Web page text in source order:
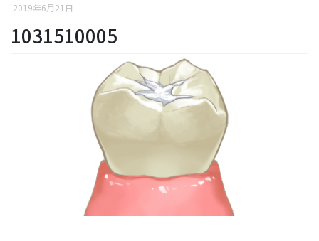
2019年6月21日
1031510005